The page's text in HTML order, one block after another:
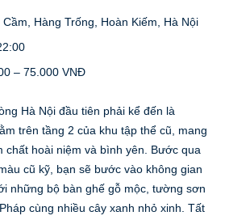
Cầm, Hàng Trống, Hoàn Kiếm, Hà Nội
– 75.000 VNĐ
Hà Nội đầu tiên phải kể đến là
trên tầng 2 của khu tập thể cũ, mang
chất hoài niệm và bình yên. Bước qua
cũ kỹ, bạn sẽ bước vào không gian
những bộ bàn ghế gỗ mộc, tường sơn
cùng nhiều cây xanh nhỏ xinh. Tất